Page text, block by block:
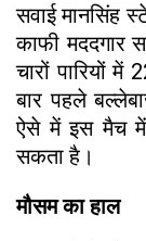
सवाई मानसिंह
काफी मददगार
चारों पारियों
बार पहले
ऐसे में इस मैच में
सकता है।
मौसम का हाल